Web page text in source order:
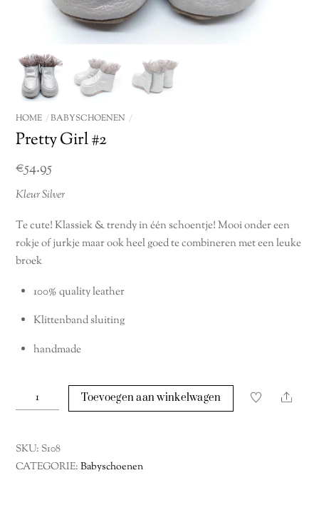
HOME BABYSCHOENEN
Pretty Girl #2
€54.95
Kleur Silver
Te cute! Klassiek & trendy in één schoentje! Mooi onder een
rokje of jurkje maar ook heel goed te combineren met een leuke
broek
100% quality leather
Klittenband sluiting
handmade
Pretty
Girl
aantal
Toevoegen aan winkelwagen Share
SKU: S108
CATEGORIE:Babyschoenen